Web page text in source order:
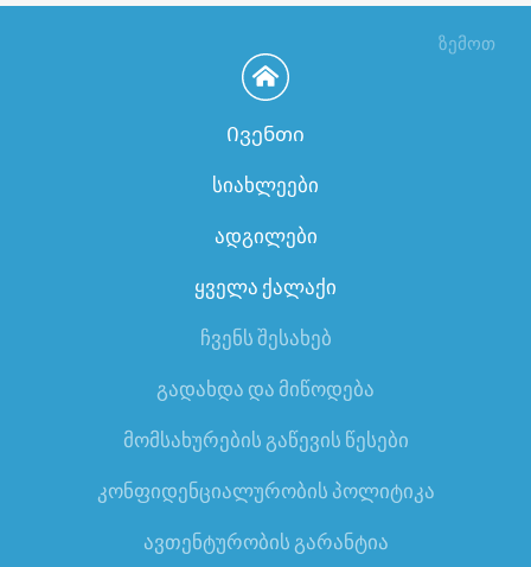
ზემოთ
Ივენთი
სიახლეები
ადგილები
ყველა ქალაქი
ჩვენს შესახებ
გადახდა და მიწოდება
მომსახურების გაწევის წესები
კონფიდენციალურობის პოლიტიკა
ავთენტურობის გარანტია